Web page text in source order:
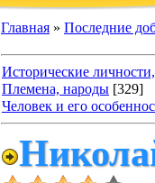
Главная » Последние
Исторические
Племена, народы [329]
Человек и его